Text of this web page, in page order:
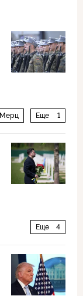
Еще 1
Еще 4